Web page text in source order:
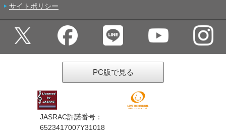
サイトポリシー
PC版で見る
JASRAC許諾番号：
6523417007Y31018